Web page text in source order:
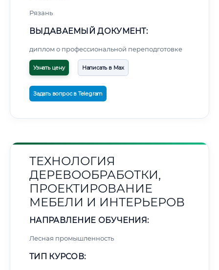
Рязань
ВЫДАВАЕМЫЙ ДОКУМЕНТ:
диплом о профессиональной переподготовке
Узнать цену Написать в Max
Задать вопрос в Telegram
ТЕХНОЛОГИЯ
ДЕРЕВООБРАБОТКИ,
ПРОЕКТИРОВАНИЕ
МЕБЕЛИ И ИНТЕРЬЕРОВ
НАПРАВЛЕНИЕ ОБУЧЕНИЯ:
Лесная промышленность
ТИП КУРСОВ: